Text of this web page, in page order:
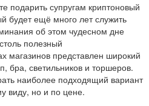
подарить супругам криптоновый
будет ещё много лет служить
об этом чудесном дне
полезный
магазинов представлен широкий
бра, светильников и торшеров.
наиболее подходящий вариант
виду, но и по цене.